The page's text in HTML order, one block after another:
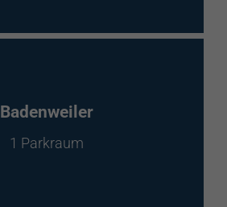
Badenweiler
1 Parkraum